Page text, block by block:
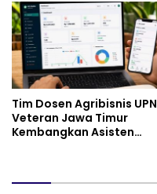
Tim Dosen Agribisnis UPN
Veteran Jawa Timur
Kembangkan Asisten